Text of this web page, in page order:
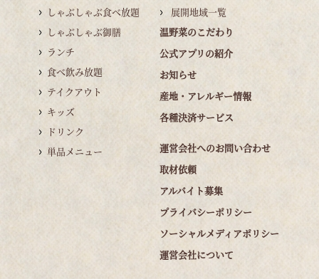
しゃぶしゃぶ食べ放題
しゃぶしゃぶ御膳
ランチ
食べ飲み放題
テイクアウト
キッズ
ドリンク
単品メニュー
展開地域一覧
温野菜のこだわり
公式アプリの紹介
お知らせ
産地・アレルギー情報
各種決済サービス
運営会社へのお問い合わせ
取材依頼
アルバイト募集
プライバシーポリシー
ソーシャルメディアポリシー
運営会社について